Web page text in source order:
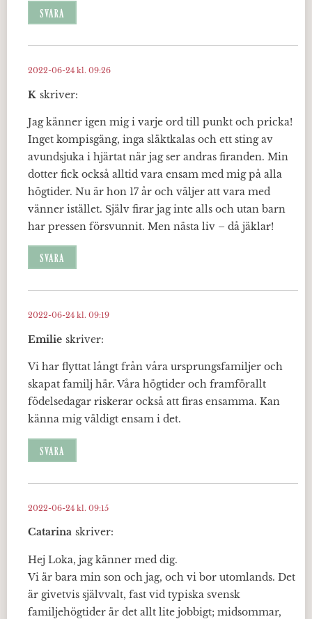
SVARA
K skriver:
2022-06-24 kl. 09:26
Jag känner igen mig i varje ord till punkt och pricka!
Inget kompisgäng, inga släktkalas och ett sting av
avundsjuka i hjärtat när jag ser andras firanden. Min
dotter fick också alltid vara ensam med mig på alla
högtider. Nu är hon 17 år och väljer att vara med
vänner istället. Själv firar jag inte alls och utan barn
har pressen försvunnit. Men nästa liv – då jäklar!
SVARA
Emilie skriver:
2022-06-24 kl. 09:19
Vi har flyttat långt från våra ursprungsfamiljer och
skapat familj här. Våra högtider och framförallt
födelsedagar riskerar också att firas ensamma. Kan
känna mig väldigt ensam i det.
SVARA
Catarina skriver:
2022-06-24 kl. 09:15
Hej Loka, jag känner med dig.
Vi är bara min son och jag, och vi bor utomlands. Det
är givetvis självvalt, fast vid typiska svensk
familjehögtider är det allt lite jobbigt; midsommar,